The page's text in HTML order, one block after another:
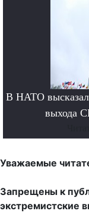
В НАТО
выхода
Уважаемые
Запрещены к
экстремистские